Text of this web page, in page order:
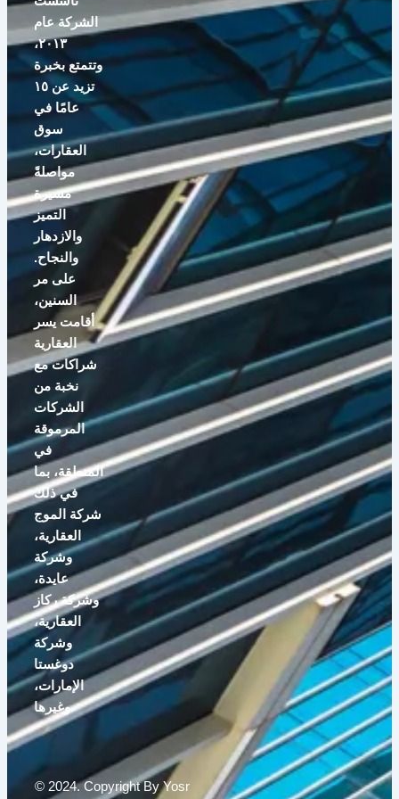
الشركة عام
٢٠١٣،
وتتمتع بخبرة
تزيد عن ١٥
عامًا في
سوق
العقارات،
مواصلةً
مسيرة
التميز
والازدهار
والنجاح.
على مر
السنين،
أقامت يسر
العقارية
شراكات مع
نخبة من
الشركات
المرموقة
في
المنطقة، بما
في ذلك
شركة الموج
العقارية،
وشركة
عايدة،
وشركة ركاز
العقارية،
وشركة
دوغستا
الإمارات،
وغيرها.
© 2024. Copyright By Yosr Designed By Masirat